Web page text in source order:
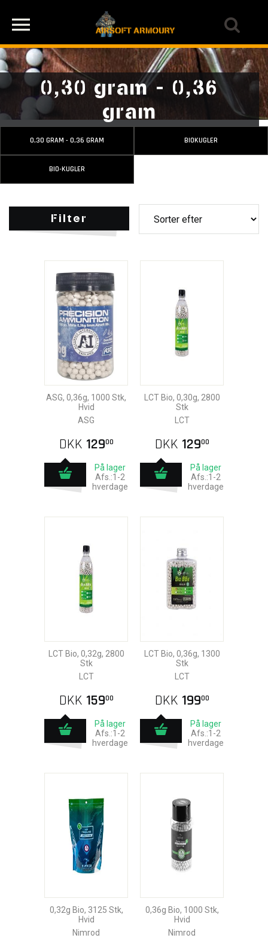
0,30 gram - 0,36
gram
0,30 GRAM - 0,36 GRAM BIOKUGLER
BIO-KUGLER
Filter
ASG, 0,36g, 1000 Stk,
Hvid
ASG
DKK 12900
På lager
Afs.:1-2
hverdage
LCT Bio, 0,30g, 2800
Stk
LCT
DKK 12900
På lager
Afs.:1-2
hverdage
LCT Bio, 0,32g, 2800
Stk
LCT
DKK 15900
På lager
Afs.:1-2
hverdage
LCT Bio, 0,36g, 1300
Stk
LCT
DKK 19900
På lager
Afs.:1-2
hverdage
0,32g Bio, 3125 Stk,
Hvid
Nimrod
0,36g Bio, 1000 Stk,
Hvid
Nimrod